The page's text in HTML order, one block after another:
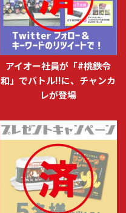
アイオー社員が「#桃鉄令
和」でバトル!!に、チャンカ
レが登場